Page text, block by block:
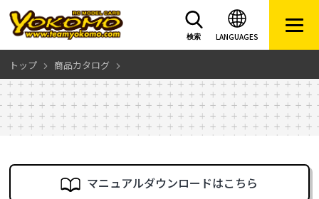
LANGUAGES
検索
トップ 商品カタログ
マニュアルダウンロードはこちら